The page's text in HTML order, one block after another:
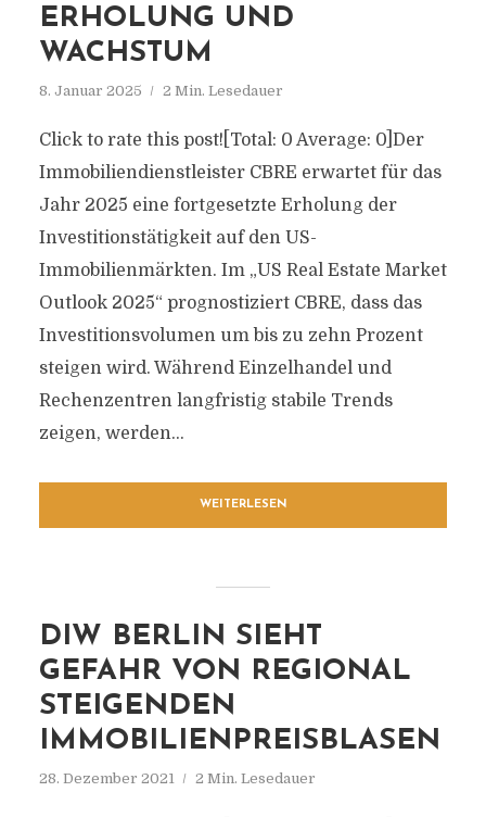
ERHOLUNG UND
WACHSTUM
8. Januar 2025 2 Min. Lesedauer
Click to rate this post![Total: 0 Average: 0]Der
Immobiliendienstleister CBRE erwartet für das
Jahr 2025 eine fortgesetzte Erholung der
Investitionstätigkeit auf den US-
Immobilienmärkten. Im „US Real Estate Market
Outlook 2025“ prognostiziert CBRE, dass das
Investitionsvolumen um bis zu zehn Prozent
steigen wird. Während Einzelhandel und
Rechenzentren langfristig stabile Trends
zeigen, werden...
WEITERLESEN
DIW BERLIN SIEHT
GEFAHR VON REGIONAL
STEIGENDEN
IMMOBILIENPREISBLASEN
28. Dezember 2021 2 Min. Lesedauer